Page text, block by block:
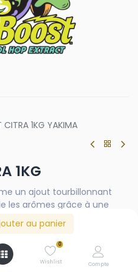
au panier
0
Wishlist Compte
1KG YAKIMA
1KG
un ajout tourbillonnant
les arômes grâce à une
dans le moût. Grâce
moins de matières solides
de moût acheminé
brasseurs signalent même
en moût allant jusqu'à 5